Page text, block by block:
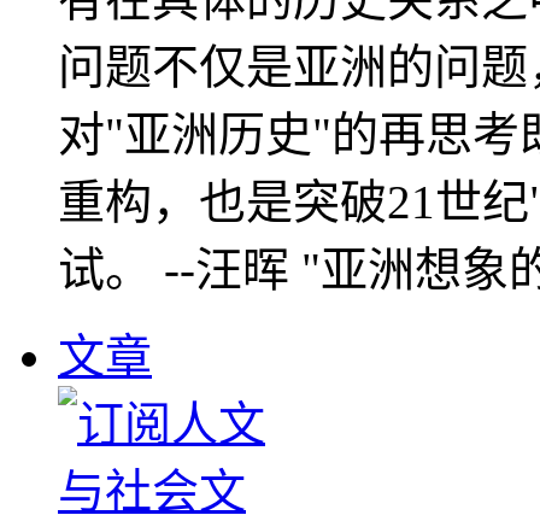
问题不仅是亚洲的问
对"亚洲历史"的再思考
重构，也是突破21世
试。 --汪晖 "亚洲想象
文章